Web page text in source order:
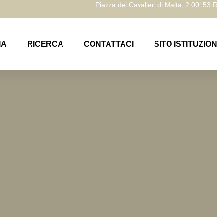
Piazza dei Cavalieri di Malta, 2 00153
RICERCA CONTATTACI SITO